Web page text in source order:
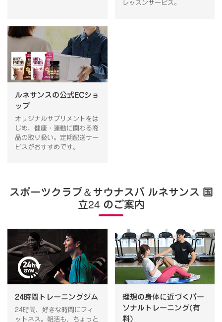
レッスンサービス。
ルネサンスの公式ECショ
ップ
オリジナルサプリメントをは
じめ、健康・運動に関わる商
品の取り扱い。定期配送サー
ビスがおすすめです。
スポーツクラブ＆サウナスパ ルネサンス 国
立24 のご案内
24時間トレーニングジム
24時間、好きな時間にフィ
ットネス。朝活も、ちょっと
理想の身体に近づくパー
ソナルトレーニング(有
料)